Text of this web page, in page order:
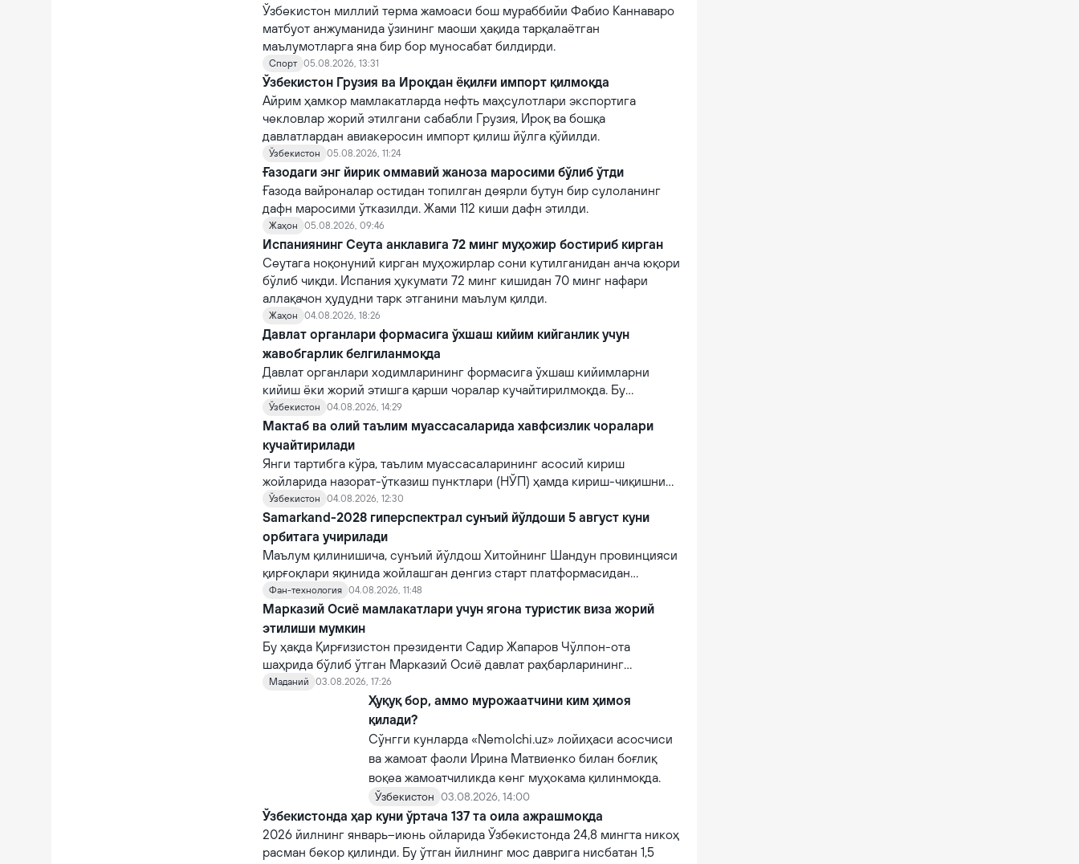
Ўзбекистон миллий терма жамоаси бош мураббийи Фабио Каннаваро
матбуот анжуманида ўзининг маоши ҳақида тарқалаётган
маълумотларга яна бир бор муносабат билдирди.
Спорт 05.08.2026, 13:31
Ўзбекистон Грузия ва Ироқдан ёқилғи импорт қилмоқда
Айрим ҳамкор мамлакатларда нефть маҳсулотлари экспортига
чекловлар жорий этилгани сабабли Грузия, Ироқ ва бошқа
давлатлардан авиакеросин импорт қилиш йўлга қўйилди.
Ўзбекистон 05.08.2026, 11:24
Ғазодаги энг йирик оммавий жаноза маросими бўлиб ўтди
Ғазода вайроналар остидан топилган деярли бутун бир сулоланинг
дафн маросими ўтказилди. Жами 112 киши дафн этилди.
Жаҳон 05.08.2026, 09:46
Испаниянинг Сеута анклавига 72 минг муҳожир бостириб кирган
Сеутага ноқонуний кирган муҳожирлар сони кутилганидан анча юқори
бўлиб чиқди. Испания ҳукумати 72 минг кишидан 70 минг нафари
аллақачон ҳудудни тарк этганини маълум қилди.
Жаҳон 04.08.2026, 18:26
Давлат органлари формасига ўхшаш кийим кийганлик учун
жавобгарлик белгиланмоқда
Давлат органлари ходимларининг формасига ўхшаш кийимларни
кийиш ёки жорий этишга қарши чоралар кучайтирилмоқда. Бу
фуқароларни чалғитиш ва давлат органлари номидан ишончнинг
суиистеъмол қилинишини олдини олишга қаратилган.
Ўзбекистон 04.08.2026, 14:29
Мактаб ва олий таълим муассасаларида хавфсизлик чоралари
кучайтирилади
Янги тартибга кўра, таълим муассасаларининг асосий кириш
жойларида назорат-ўтказиш пунктлари (НЎП) ҳамда кириш-чиқишни
назорат қилувчи электрон тизимлар ўрнатилади.
Ўзбекистон 04.08.2026, 12:30
Samarkand-2028 гиперспектрал сунъий йўлдоши 5 август куни
орбитага учирилади
Маълум қилинишича, сунъий йўлдош Хитойнинг Шандун провинцияси
қирғоқлари яқинида жойлашган денгиз старт платформасидан
STAR.VISION компанияси томонидан Lampung-1 йўлдоши билан бирга
фазога учирилади.
Фан-технология 04.08.2026, 11:48
Марказий Осиё мамлакатлари учун ягона туристик виза жорий
этилиши мумкин
Бу ҳақда Қирғизистон президенти Садир Жапаров Чўлпон-ота
шаҳрида бўлиб ўтган Марказий Осиё давлат раҳбарларининг
норасмий учрашувида маълум қилди.
Маданий 03.08.2026, 17:26
Ҳуқуқ бор, аммо мурожаатчини ким ҳимоя
қилади?
Сўнгги кунларда «Nemolchi.uz» лойиҳаси асосчиси
ва жамоат фаоли Ирина Матвиенко билан боғлиқ
воқеа жамоатчиликда кенг муҳокама қилинмоқда.
Ўзбекистон 03.08.2026, 14:00
Ўзбекистонда ҳар куни ўртача 137 та оила ажрашмоқда
2026 йилнинг январь–июнь ойларида Ўзбекистонда 24,8 мингта никоҳ
расман бекор қилинди. Бу ўтган йилнинг мос даврига нисбатан 1,5